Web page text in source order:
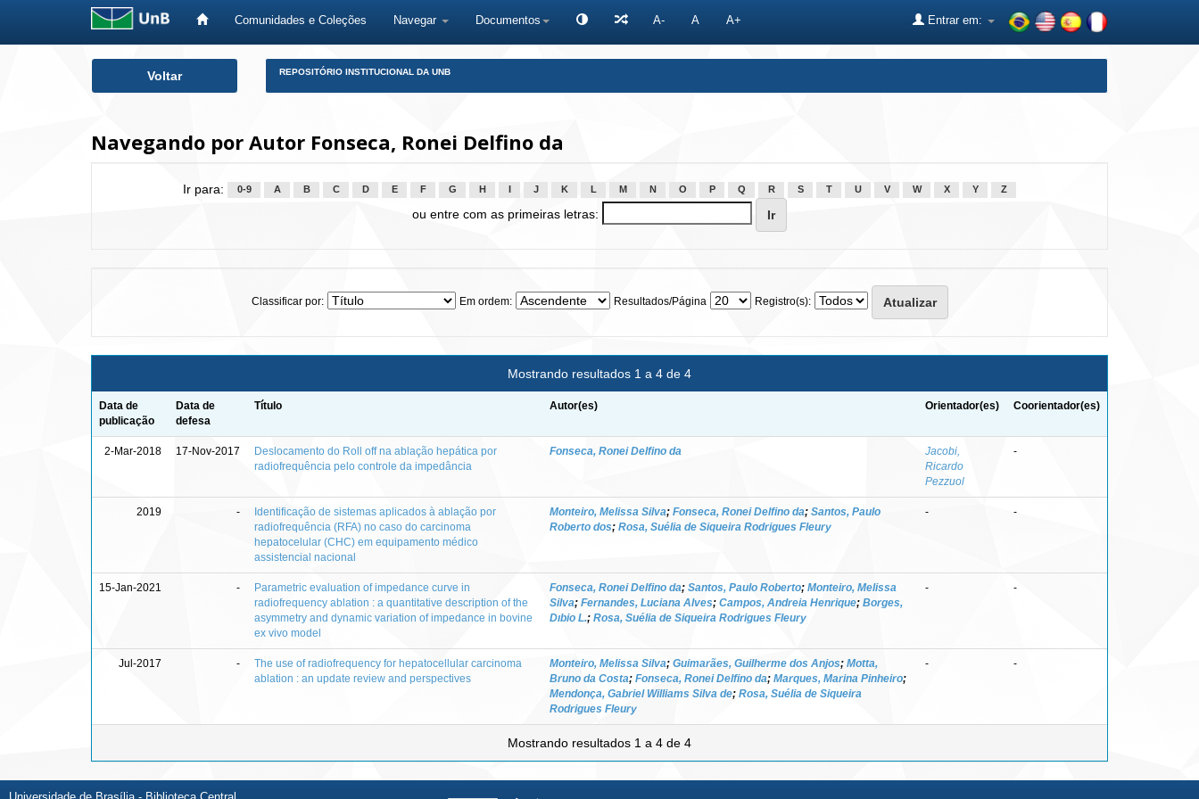
Comunidades e Coleções Navegar Documentos A- A A+ Entrar em:
Voltar REPOSITÓRIO INSTITUCIONAL DA UNB
Navegando por Autor Fonseca, Ronei Delfino da
Ir para: 0-9 A B C D E F G H J K L M N O P Q R S T U V W X Y Z
ou entre com as primeiras letras:
Classificar por: Em ordem: Resultados/Página Registro(s):
Mostrando resultados 1 a 4 de 4
Data de
publicação
Data de
defesa
Título Autor(es) Orientador(es) Coorientador(es)
2-Mar-2018 17-Nov-2017
Deslocamento do Roll off na ablação hepática por
radiofrequência pelo controle da impedância
Fonseca, Ronei Delfino da
Jacobi,
Ricardo
Pezzuol
-
2019 -
Identificação de sistemas aplicados à ablação por
radiofrequência (RFA) no caso do carcinoma
hepatocelular (CHC) em equipamento médico
assistencial nacional
Monteiro, Melissa Silva; Fonseca, Ronei Delfino da; Santos, Paulo
Roberto dos; Rosa, Suélia de Siqueira Rodrigues Fleury
- -
15-Jan-2021 -
Parametric evaluation of impedance curve in
radiofrequency ablation : a quantitative description of the
asymmetry and dynamic variation of impedance in bovine
ex vivo model
Fonseca, Ronei Delfino da; Santos, Paulo Roberto; Monteiro, Melissa
Silva; Fernandes, Luciana Alves; Campos, Andreia Henrique; Borges,
Dıbio L.; Rosa, Suélia de Siqueira Rodrigues Fleury
- -
Jul-2017 -
The use of radiofrequency for hepatocellular carcinoma
ablation : an update review and perspectives
Monteiro, Melissa Silva; Guimarães, Guilherme dos Anjos; Motta,
Bruno da Costa; Fonseca, Ronei Delfino da; Marques, Marina Pinheiro;
Mendonça, Gabriel Williams Silva de; Rosa, Suélia de Siqueira
Rodrigues Fleury
- -
Mostrando resultados 1 a 4 de 4
Universidade de Brasília - Biblioteca Central